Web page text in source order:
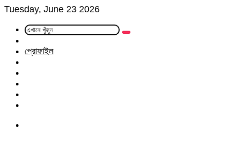
Tuesday, June 23 2026
এখানে
Article
প্রোফাইল